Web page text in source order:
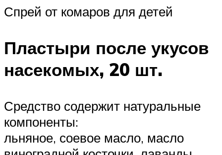
Спрей от комаров для детей
Пластыри после укусов
насекомых, 20 шт.
Средство содержит натуральные
компоненты:
льняное, соевое масло, масло